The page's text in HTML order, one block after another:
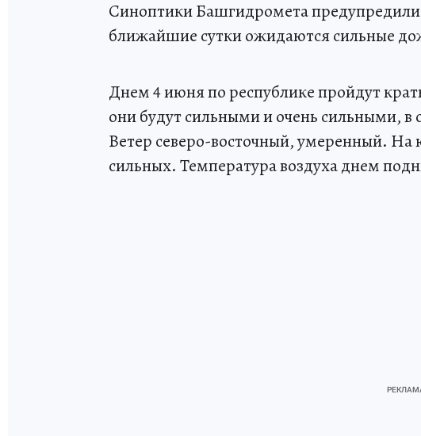
Синоптики Башгидромета
ближайшие сутки ожидаются сильные
Днем 4 июня по республике пройдут
они будут сильными и очень сильными, в
Ветер северо-восточный, умеренный.
сильных. Температура воздуха днем